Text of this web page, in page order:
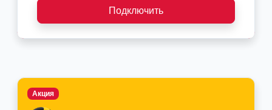
Подключить
Акция